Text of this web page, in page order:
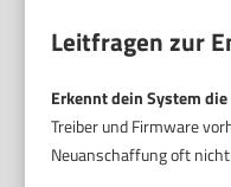
Leitfragen zur
Erkennt dein System
Treiber und Firmware
Neuanschaffung oft